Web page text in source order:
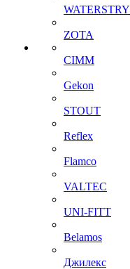
WATERSTRY
ZOTA
CIMM
Gekon
STOUT
Reflex
Flamco
VALTEC
UNI-FITT
Belamos
Джилекс